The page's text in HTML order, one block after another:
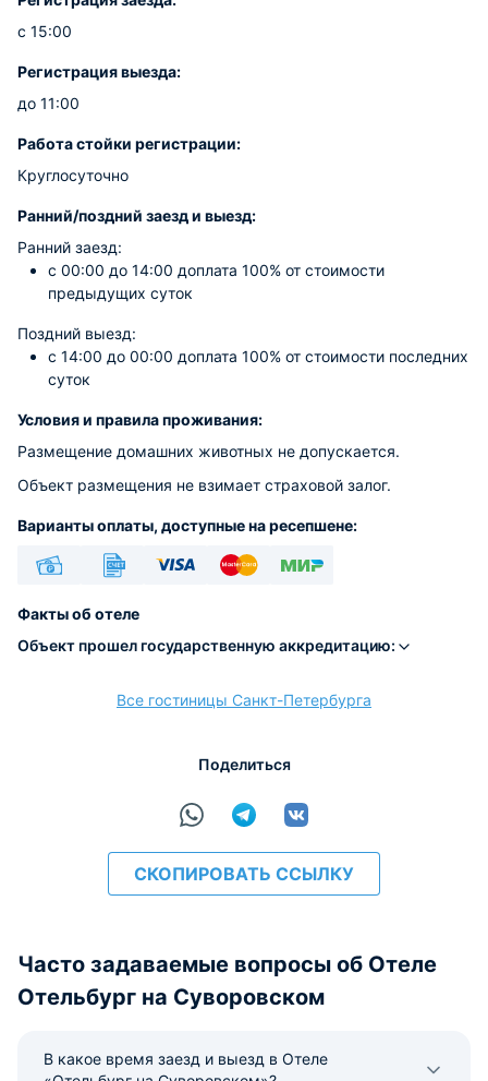
с 15:00
Регистрация выезда:
до 11:00
Работа стойки регистрации:
Круглосуточно
Ранний/поздний заезд и выезд:
Ранний заезд:
c 00:00 до 14:00 доплата 100% от стоимости
предыдущих суток
Поздний выезд:
c 14:00 до 00:00 доплата 100% от стоимости последних
суток
Условия и правила проживания:
Размещение домашних животных не допускается.
Объект размещения не взимает страховой залог.
Варианты оплаты, доступные на ресепшене:
расчёт
Факты об отеле
Объект прошел государственную аккредитацию:
Все гостиницы Санкт-Петербурга
Поделиться
СКОПИРОВАТЬ ССЫЛКУ
Часто задаваемые вопросы об Отеле
Отельбург на Суворовском
В какое время заезд и выезд в Отеле